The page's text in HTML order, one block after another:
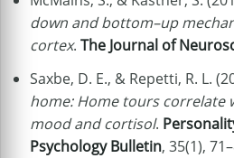
down and bottom–up
cortex. The Journal of
Saxbe, D. E., & Repetti, R. L.
home: Home tours correlate
mood and cortisol.
Psychology Bulletin, 35(1),